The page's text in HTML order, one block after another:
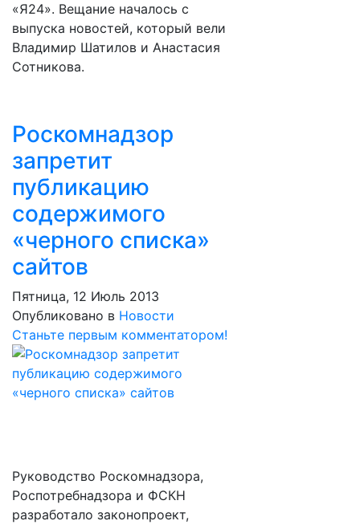
«Я24». Вещание началось с
выпуска новостей, который вели
Владимир Шатилов и Анастасия
Сотникова.
Роскомнадзор
запретит
публикацию
содержимого
«черного списка»
сайтов
Пятница, 12 Июль 2013
Опубликовано в Новости
Станьте первым комментатором!
Руководство Роскомнадзора,
Роспотребнадзора и ФСКН
разработало законопроект,